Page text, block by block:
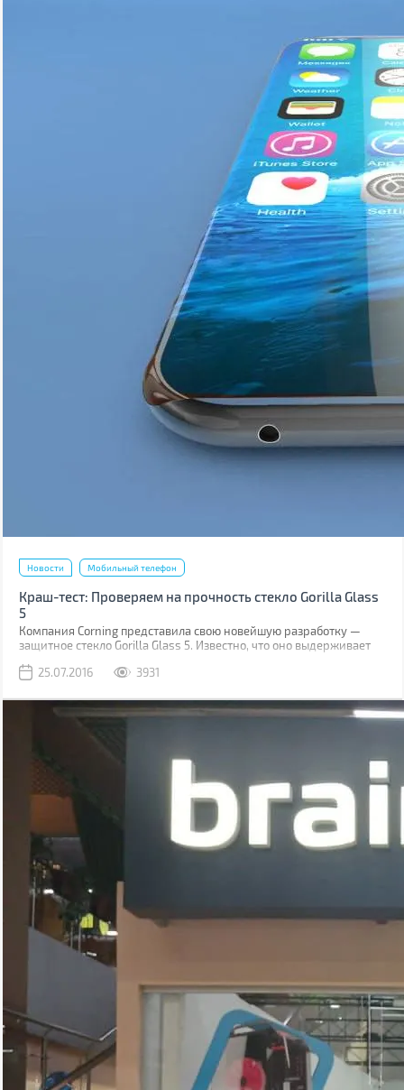
Новости Мобильный телефон
Краш-тест: Проверяем на прочность стекло Gorilla Glass
5
Компания Corning представила свою новейшую разработку —
защитное стекло Gorilla Glass 5. Известно, что оно выдерживает
Как правило, большинство из них происходит при фотосессиях
25.07.2016 3931